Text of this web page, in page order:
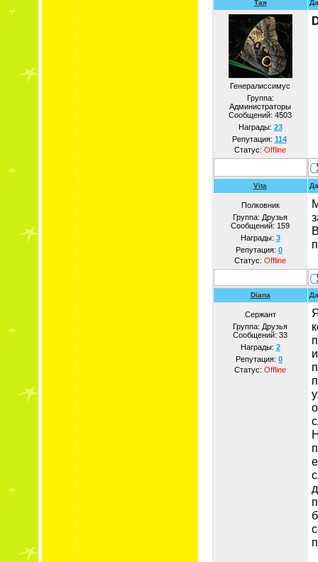
Тая
Генералиссимус
Группа:
Администраторы
Сообщений: 4503
Награды: 23
Репутация: 114
Статус: Offline
Vita
Полковник
Группа: Друзья
Сообщений: 159
Награды: 3
Репутация: 0
Статус: Offline
Diana
Сержант
Группа: Друзья
Сообщений: 33
Награды: 2
Репутация: 0
Статус: Offline